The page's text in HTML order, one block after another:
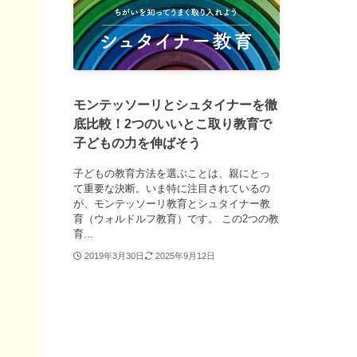
モンテッソーリとシュタイナーを徹
底比較！2つのいいとこ取り教育で
子どもの力を伸ばそう
子どもの教育方法を選ぶことは、親にとっ
て重要な決断。いま特に注目されているの
が、モンテッソーリ教育とシュタイナー教
育（ウォルドルフ教育）です。 この2つの教
育...
2019年3月30日 2025年9月12日